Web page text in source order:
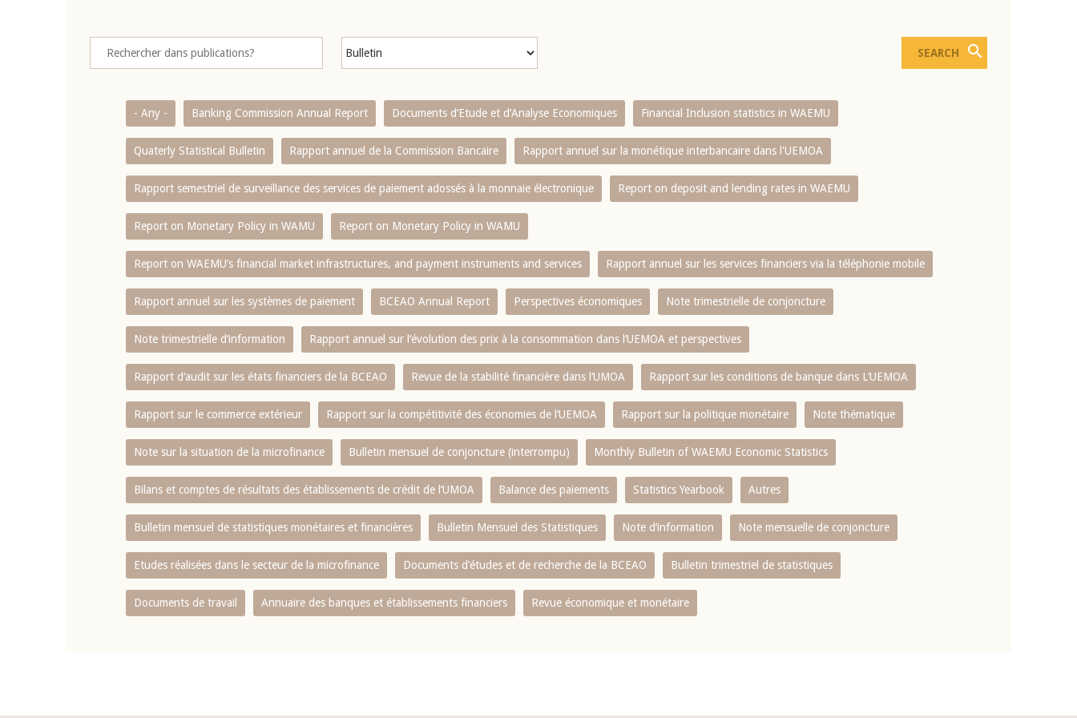
- Any - Banking Commission Annual Report Documents d’Etude et d’Analyse Economiques Financial Inclusion statistics in WAEMU
Quaterly Statistical Bulletin Rapport annuel de la Commission Bancaire Rapport annuel sur la monétique interbancaire dans l'UEMOA
Rapport semestriel de surveillance des services de paiement adossés à la monnaie électronique Report on deposit and lending rates in WAEMU
Report on Monetary Policy in WAMU Report on Monetary Policy in WAMU
Report on WAEMU’s financial market infrastructures, and payment instruments and services Rapport annuel sur les services financiers via la téléphonie mobile
Rapport annuel sur les systèmes de paiement BCEAO Annual Report Perspectives économiques Note trimestrielle de conjoncture
Note trimestrielle d‘information Rapport annuel sur l‘évolution des prix à la consommation dans l‘UEMOA et perspectives
Rapport d‘audit sur les états financiers de la BCEAO Revue de la stabilité financière dans l‘UMOA Rapport sur les conditions de banque dans L‘UEMOA
Rapport sur le commerce extérieur Rapport sur la compétitivité des économies de l‘UEMOA Rapport sur la politique monétaire Note thématique
Note sur la situation de la microfinance Bulletin mensuel de conjoncture (interrompu) Monthly Bulletin of WAEMU Economic Statistics
Bilans et comptes de résultats des établissements de crédit de l‘UMOA Balance des paiements Statistics Yearbook Autres
Bulletin mensuel de statistiques monétaires et financières Bulletin Mensuel des Statistiques Note d’information Note mensuelle de conjoncture
Etudes réalisées dans le secteur de la microfinance Documents d’études et de recherche de la BCEAO Bulletin trimestriel de statistiques
Documents de travail Annuaire des banques et établissements financiers Revue économique et monétaire